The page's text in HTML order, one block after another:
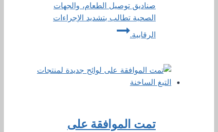
صناديق توصيل الطعام، والجهات
الصحية تطالب بتشديد الإجراءات
الرقابية.
تمت الموافقة على